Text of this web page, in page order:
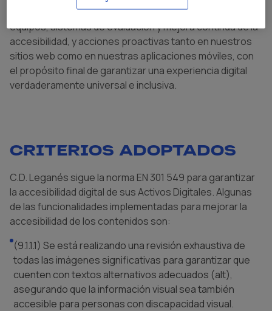
incluyen formación especializada para nuestros
equipos, sistemas de evaluación y mejora continua de la
accesibilidad, y acciones proactivas tanto en nuestros
sitios web como en nuestras aplicaciones móviles, con
el propósito final de garantizar una experiencia digital
verdaderamente universal e inclusiva.
CRITERIOS ADOPTADOS
C.D. Leganés sigue la norma EN 301 549 para garantizar
la accesibilidad digital de sus Activos Digitales. Algunas
de las funcionalidades implementadas para mejorar la
accesibilidad de los contenidos son:
(9.1.1.1) Se está realizando una revisión exhaustiva de
todas las imágenes significativas para garantizar que
cuenten con textos alternativos adecuados (alt),
asegurando que la información visual sea también
accesible para personas con discapacidad visual.